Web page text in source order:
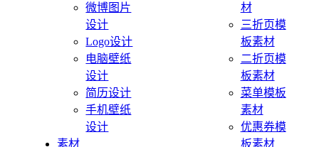
微博图片
设计
Logo设计
电脑壁纸
设计
简历设计
手机壁纸
设计
素材
材
三折页模
板素材
二折页模
板素材
菜单模板
素材
优惠券模
板素材